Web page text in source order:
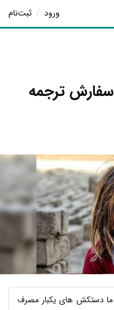
ورود / ثبت‌نام
سفارش ترجمه
ما دستکش های یکبار مصرف